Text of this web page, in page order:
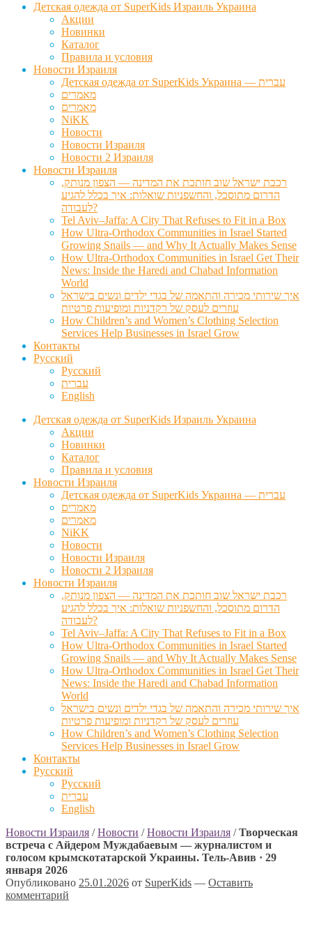
Детская одежда от SuperKids Израиль Украина
Акции
Новинки
Каталог
Правила и условия
Новости Израиля
Детская одежда от SuperKids Украина — עברית
מאמרים
מאמרים
NiKK
Новости
Новости Израиля
Новости 2 Израиля
Новости Израиля
רכבת ישראל שוב חותכת את המדינה — הצפון מנותק,
הדרום מתוסכל, והחשפניות שואלות: איך בכלל להגיע
לעבודה?
Tel Aviv–Jaffa: A City That Refuses to Fit in a Box
How Ultra-Orthodox Communities in Israel Started
Growing Snails — and Why It Actually Makes Sense
How Ultra-Orthodox Communities in Israel Get Their
News: Inside the Haredi and Chabad Information
World
איך שירותי מכירה והתאמה של בגדי ילדים ונשים בישראל
עוזרים לעסק של רקדניות ומופיעות פרטיות
How Children’s and Women’s Clothing Selection
Services Help Businesses in Israel Grow
Контакты
Русский
Русский
עברית
English
Детская одежда от SuperKids Израиль Украина
Акции
Новинки
Каталог
Правила и условия
Новости Израиля
Детская одежда от SuperKids Украина — עברית
מאמרים
מאמרים
NiKK
Новости
Новости Израиля
Новости 2 Израиля
Новости Израиля
רכבת ישראל שוב חותכת את המדינה — הצפון מנותק,
הדרום מתוסכל, והחשפניות שואלות: איך בכלל להגיע
לעבודה?
Tel Aviv–Jaffa: A City That Refuses to Fit in a Box
How Ultra-Orthodox Communities in Israel Started
Growing Snails — and Why It Actually Makes Sense
How Ultra-Orthodox Communities in Israel Get Their
News: Inside the Haredi and Chabad Information
World
איך שירותי מכירה והתאמה של בגדי ילדים ונשים בישראל
עוזרים לעסק של רקדניות ומופיעות פרטיות
How Children’s and Women’s Clothing Selection
Services Help Businesses in Israel Grow
Контакты
Русский
Русский
עברית
English
Новости Израиля /Новости /Новости Израиля /Творческая
встреча с Айдером Муждабаевым — журналистом и
голосом крымскотатарской Украины. Тель-Авив · 29
января 2026
Опубликовано 25.01.2026 от SuperKids — Оставить
комментарий